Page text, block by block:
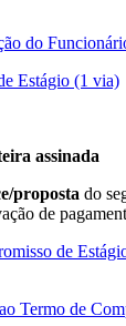
do
Estágio (1 via)
assinada
proposta do
de
de
Termo de